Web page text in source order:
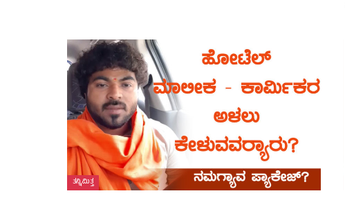
ತನ್ನಿಮಿತ್ತ